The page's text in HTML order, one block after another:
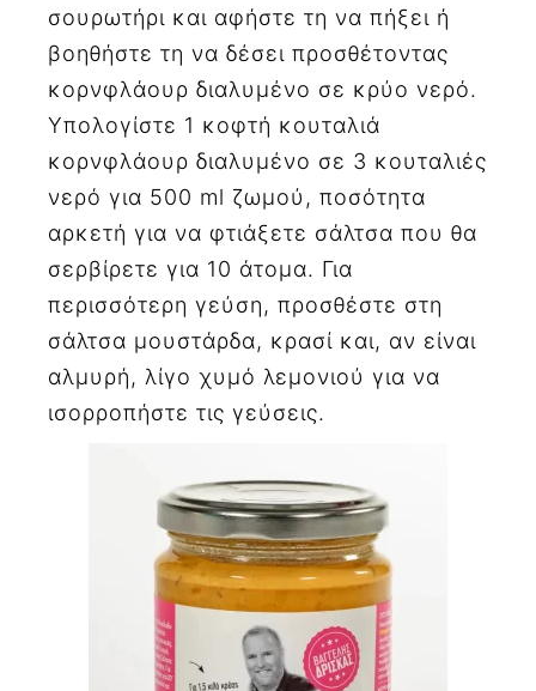
σουρωτήρι και αφήστε τη να πήξει ή
βοηθήστε τη να δέσει προσθέτοντας
κορνφλάουρ διαλυμένο σε κρύο νερό.
Υπολογίστε 1 κοφτή κουταλιά
κορνφλάουρ διαλυμένο σε 3 κουταλιές
νερό για 500 ml ζωμού, ποσότητα
αρκετή για να φτιάξετε σάλτσα που θα
σερβίρετε για 10 άτομα. Για
περισσότερη γεύση, προσθέστε στη
σάλτσα μουστάρδα, κρασί και, αν είναι
αλμυρή, λίγο χυμό λεμονιού για να
ισορροπήστε τις γεύσεις.